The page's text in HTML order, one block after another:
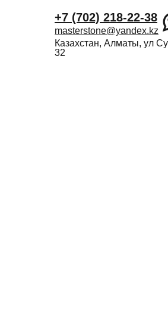
+7 (702) 218-22-38
masterstone@yandex.kz
Казахстан, Алматы, ул
32